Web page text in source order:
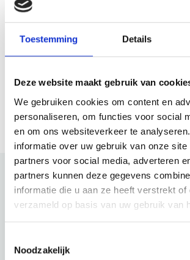
Toestemming Details
Deze website maakt gebruik van
We gebruiken cookies om content en
personaliseren, om functies voor social
en om ons websiteverkeer te
informatie over uw gebruik van onze site
partners voor social media, adverteren
partners kunnen deze gegevens
informatie die u aan ze heeft verstrekt of
verzameld op basis van uw gebruik van
Noodzakelijk
Zondag12:00 - 17:00
Bekijk ook eens
zien wat deze prachtige omgeving nog